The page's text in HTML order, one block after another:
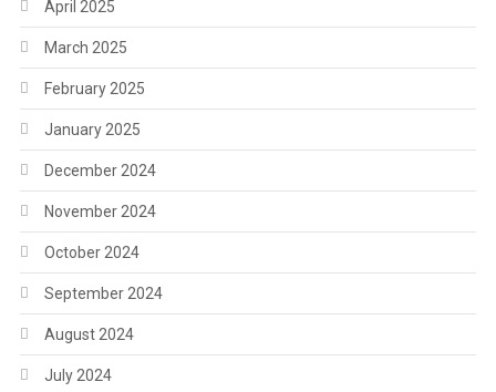
April 2025
March 2025
February 2025
January 2025
December 2024
November 2024
October 2024
September 2024
August 2024
July 2024